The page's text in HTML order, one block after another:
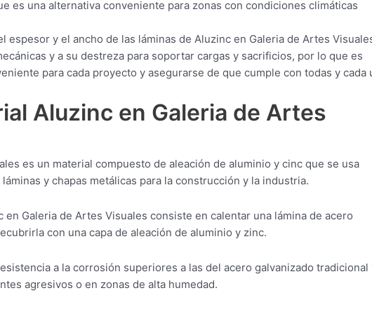
es una alternativa conveniente para zonas con condiciones climáticas
espesor y el ancho de las láminas de Aluzinc en Galeria de Artes
y a su destreza para soportar cargas y sacrificios, por lo que es
para cada proyecto y asegurarse de que cumple con todas y cada
Aluzinc en Galeria de Artes
es un material compuesto de aleación de aluminio y cinc que se usa
y chapas metálicas para la construcción y la industria.
Galeria de Artes Visuales consiste en calentar una lámina de acero
con una capa de aleación de aluminio y zinc.
a la corrosión superiores a las del acero galvanizado tradicional
agresivos o en zonas de alta humedad.